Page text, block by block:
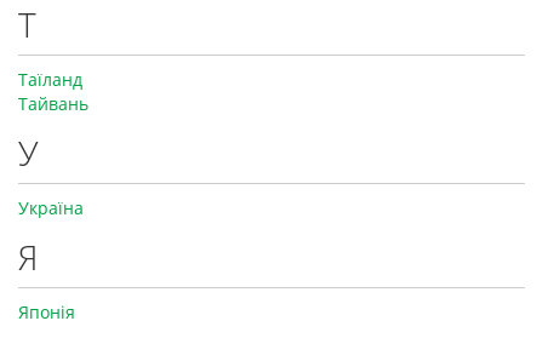
Т
Таїланд
Тайвань
У
Україна
Я
Японія